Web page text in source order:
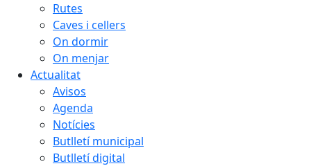
Rutes
Caves i cellers
On dormir
On menjar
Actualitat
Avisos
Agenda
Notícies
Butlletí municipal
Butlletí digital